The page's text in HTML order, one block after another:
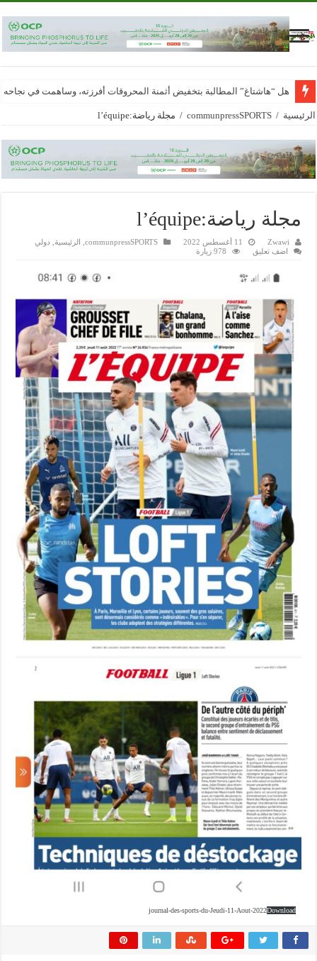
هل “هاشتاغ” المطالبة بتخفيض أثمنة المحروقات أفرزته، وساهمت في
الرئيسية /
communpressSPORTS
/ مجلة رياضة:l’équipe
مجلة رياضة:l’équipe
Zwawi 11 أغسطس 2022 communpressSPORTS الرئيسية
دولي
اضف تعليق
978 زيارة
journal-des-sports-du-Jeudi-11-Aout-2022Download